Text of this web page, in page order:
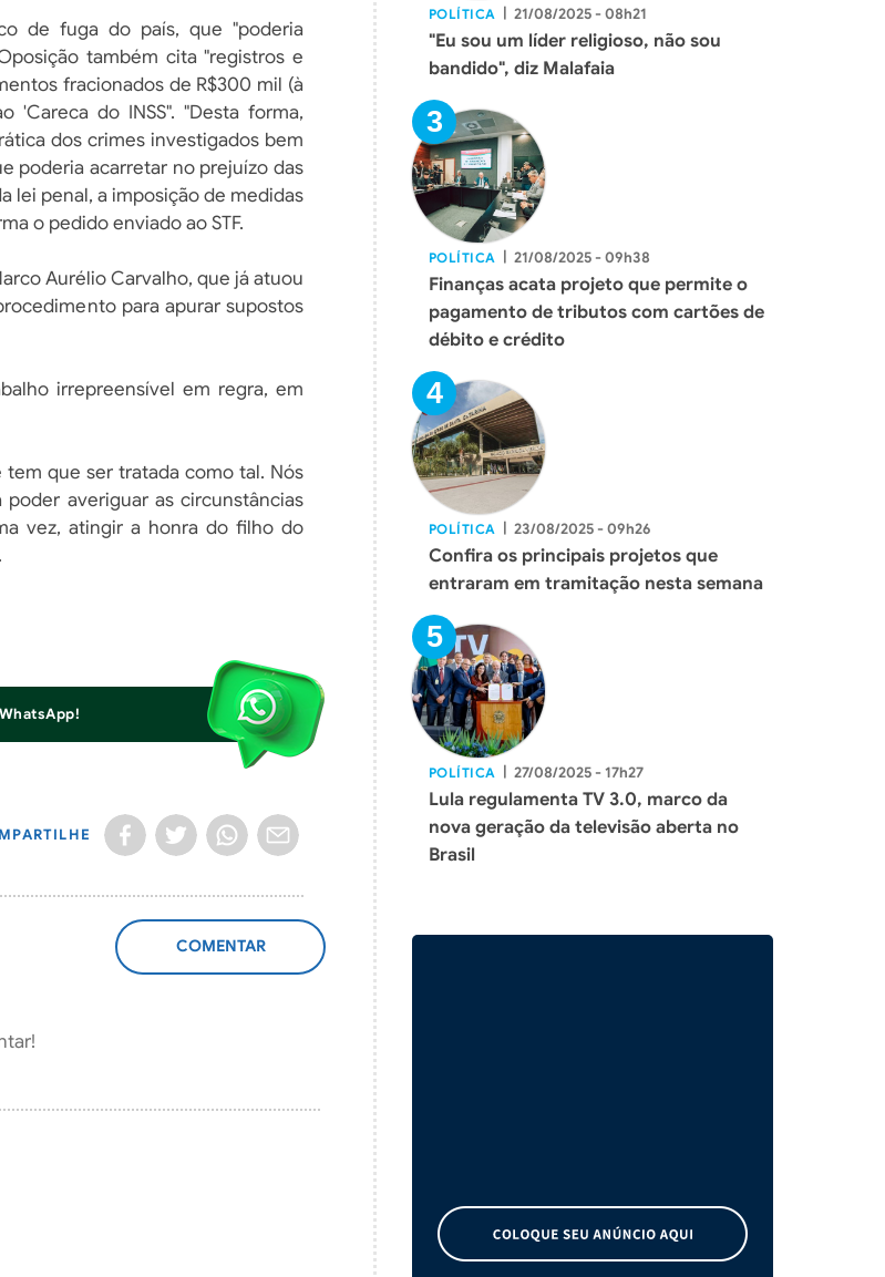
de fuga do país, que "poderia
também cita "registros e
fracionados de R$300 mil (à
'Careca do INSS". "Desta forma,
dos crimes investigados bem
poderia acarretar no prejuízo das
lei penal, a imposição de medidas
o pedido enviado ao STF.
Aurélio Carvalho, que já atuou
para apurar supostos
irrepreensível em regra, em
que ser tratada como tal. Nós
averiguar as circunstâncias
vez, atingir a honra do filho do
ADICIONAR
COMENTÁRIO
POLÍTICA | 21/08/2025 - 08h21
"Eu sou um líder religioso, não sou
bandido", diz Malafaia
POLÍTICA | 21/08/2025 - 09h38
Finanças acata projeto que permite o
pagamento de tributos com cartões de
débito e crédito
POLÍTICA | 23/08/2025 - 09h26
Confira os principais projetos que
entraram em tramitação nesta semana
POLÍTICA | 27/08/2025 - 17h27
Lula regulamenta TV 3.0, marco da
nova geração da televisão aberta no
Brasil